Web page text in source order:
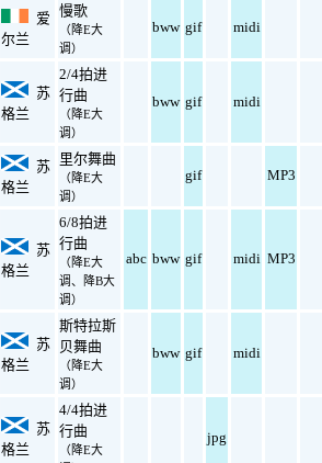
爱
尔兰
慢歌
（降E大
调）
bww gif midi
苏
格兰
2/4拍进
行曲
（降E大
调）
bww gif midi
苏
格兰
里尔舞曲
（降E大
调）
gif MP3
苏
格兰
6/8拍进
行曲
（降E大
调、降B大
调）
abc bww gif midi MP3
苏
格兰
斯特拉斯
贝舞曲
（降E大
调）
bww gif midi
苏
格兰
4/4拍进
行曲
（降E大
jpg